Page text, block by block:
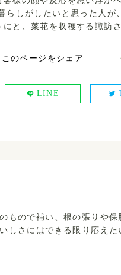
らしがしたいと思った人が
と、菜花を収穫する諏訪
このページをシェア
LINE
もので補い、根の張りや保
しさにはできる限り応えた